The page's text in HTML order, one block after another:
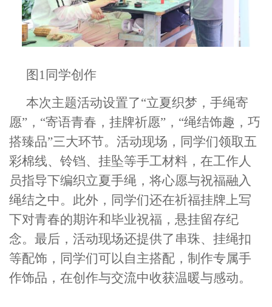
图 1 同学创作
本次主题活动设置了“立夏织梦，手绳寄
愿”，“寄语青春，挂牌祈愿”，“绳结饰趣，巧
搭臻品”三大环节。活动现场，同学们领取五
彩棉线、铃铛、挂坠等手工材料，在工作人
员指导下编织立夏手绳，将心愿与祝福融入
绳结之中。此外，同学们还在祈福挂牌上写
下对青春的期许和毕业祝福，悬挂留存纪
念。最后，活动现场还提供了串珠、挂绳扣
等配饰，同学们可以自主搭配，制作专属手
作饰品，在创作与交流中收获温暖与感动。